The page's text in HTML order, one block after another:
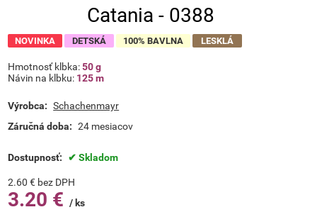
Catania - 0388
NOVINKA DETSKÁ 100% BAVLNA LESKLÁ
Hmotnosť klbka:50 g
Návin na klbku: 125 m
Výrobca: Schachenmayr
Záručná doba: 24 mesiacov
Dostupnosť: Skladom
2.60 € bez DPH
3.20 € ks